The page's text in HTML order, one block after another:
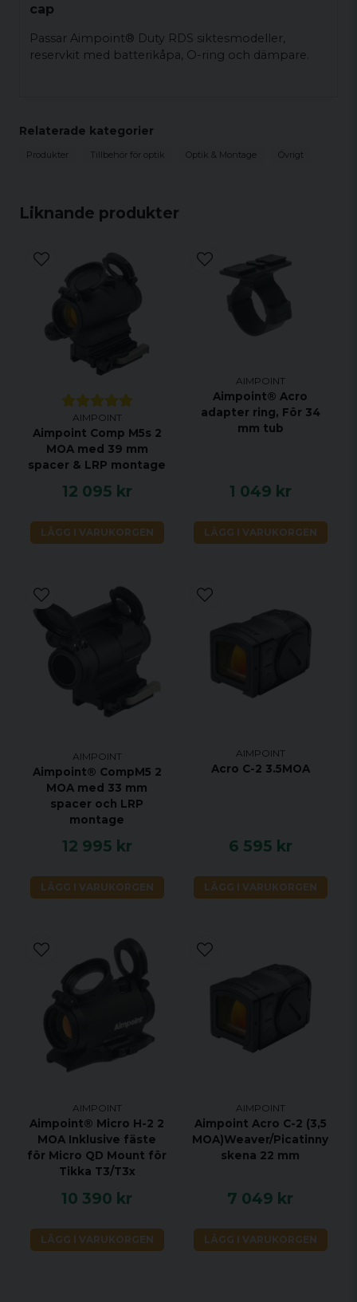
Liknande produkter
AIMPOINT
Aimpoint Comp M5s 2
MOA med 39 mm
spacer & LRP montage
12 095 kr
LÄGG I VARUKORGEN
AIMPOINT
Aimpoint® Acro
adapter ring, För 34
mm tub
1 049 kr
LÄGG I VARUKORGEN
AIMPOINT
Aimpoint® CompM5 2
MOA med 33 mm
spacer och LRP
montage
12 995 kr
LÄGG I VARUKORGEN
AIMPOINT
Acro C-2 3.5MOA
6 595 kr
LÄGG I VARUKORGEN
AIMPOINT
Aimpoint® Micro H-2 2
MOA Inklusive fäste
för Micro QD Mount för
Tikka T3/T3x
10 390 kr
LÄGG I VARUKORGEN
AIMPOINT
Aimpoint Acro C-2 (3,5
MOA)Weaver/Picatinny
skena 22 mm
7 049 kr
LÄGG I VARUKORGEN
cap
Passar Aimpoint® Duty RDS siktesmodeller,
reservkit med batterikåpa, O-ring och dämpare.
Relaterade kategorier
Produkter Tillbehör för optik Optik & Montage Övrigt